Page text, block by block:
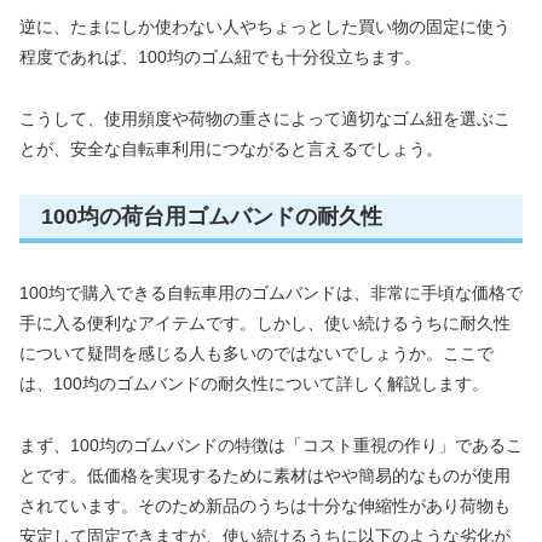
逆に、たまにしか使わない人やちょっとした買い物の固定に使う
程度であれば、100均のゴム紐でも十分役立ちます。
こうして、使用頻度や荷物の重さによって適切なゴム紐を選ぶこ
とが、安全な自転車利用につながると言えるでしょう。
100均の荷台用ゴムバンドの耐久性
100均で購入できる自転車用のゴムバンドは、非常に手頃な価格で
手に入る便利なアイテムです。しかし、使い続けるうちに耐久性
について疑問を感じる人も多いのではないでしょうか。ここで
は、100均のゴムバンドの耐久性について詳しく解説します。
まず、100均のゴムバンドの特徴は「コスト重視の作り」であるこ
とです。低価格を実現するために素材はやや簡易的なものが使用
されています。そのため新品のうちは十分な伸縮性があり荷物も
安定して固定できますが、使い続けるうちに以下のような劣化が